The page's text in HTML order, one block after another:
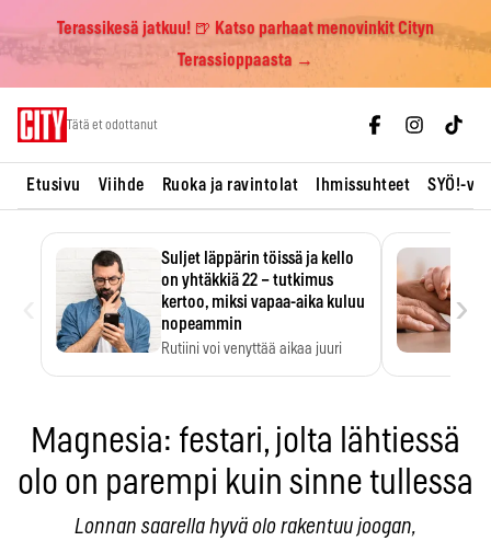
Terassikesä jatkuu! 🍺 Katso parhaat menovinkit Cityn
Terassioppaasta →
Tätä et odottanut
Etusivu Viihde Ruoka ja ravintolat Ihmissuhteet SYÖ!-
Suljet läppärin töissä ja kello
on yhtäkkiä 22 – tutkimus
kertoo, miksi vapaa-aika kuluu
nopeammin
Rutiini voi venyttää aikaa juuri
›
Magnesia: festari, jolta lähtiessä
olo on parempi kuin sinne tullessa
Lonnan saarella hyvä olo rakentuu joogan,